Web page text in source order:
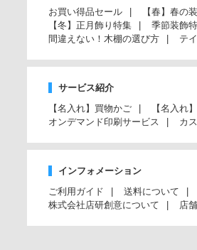
お買い得品セール
【春】春の
【冬】正月飾り特集
季節装飾
間違えない！木棚の選び方
テ
サービス紹介
【名入れ】買物かご
【名入れ
オンデマンド印刷サービス
カ
インフォメーション
ご利用ガイド
送料について
株式会社店研創意について
店